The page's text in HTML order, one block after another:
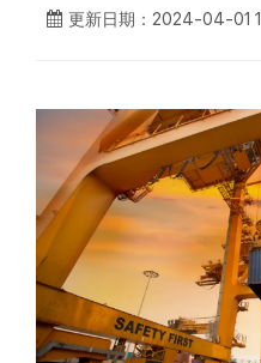
更新日期：2024-04-01